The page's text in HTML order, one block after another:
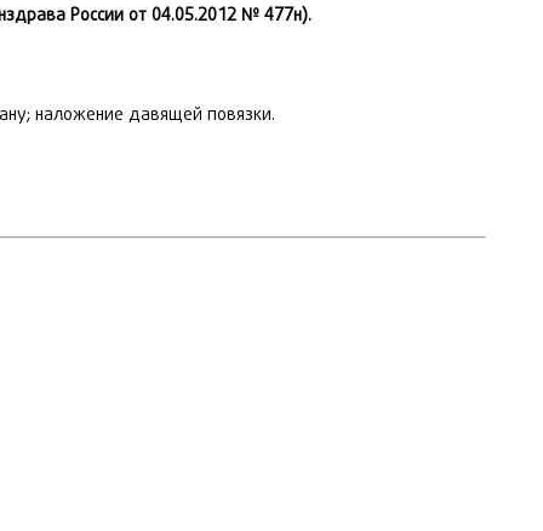
России от 04.05.2012 № 477н).
наложение давящей повязки.